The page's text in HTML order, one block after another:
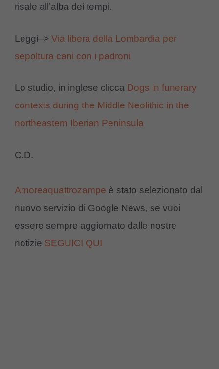
risale all’alba dei tempi.
Leggi–> Via libera della Lombardia per
sepoltura cani con i padroni
Lo studio, in inglese clicca Dogs in funerary
contexts during the Middle Neolithic in the
northeastern Iberian Peninsula
C.D.
Amoreaquattrozampe è stato selezionato dal
nuovo servizio di Google News, se vuoi
essere sempre aggiornato dalle nostre
notizie SEGUICI QUI